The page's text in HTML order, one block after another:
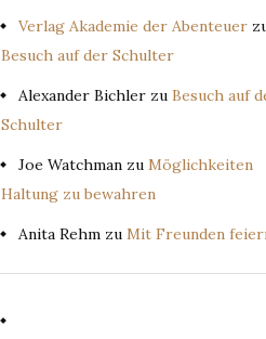
Verlag Akademie der Abenteuer
Besuch auf der Schulter
Alexander Bichler zu Besuch auf
Schulter
Joe Watchman zu Möglichkeiten
Haltung zu bewahren
Anita Rehm zu Mit Freunden